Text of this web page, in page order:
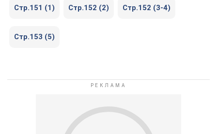
Стр.151 (1) Стр.152 (2) Стр.152 (3-4)
Стр.153 (5)